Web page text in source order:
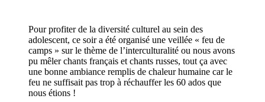
Pour profiter de la diversité culturel au sein des
adolescent, ce soir a été organisé une veillée « feu de
camps » sur le thème de l’interculturalité ou nous avons
pu mêler chants français et chants russes, tout ça avec
une bonne ambiance remplis de chaleur humaine car le
feu ne suffisait pas trop à réchauffer les 60 ados que
nous étions !